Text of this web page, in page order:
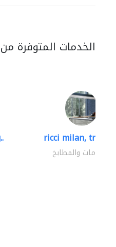
الخدمات المتوفرة
ricci milan,
الحمامات والمطابخ